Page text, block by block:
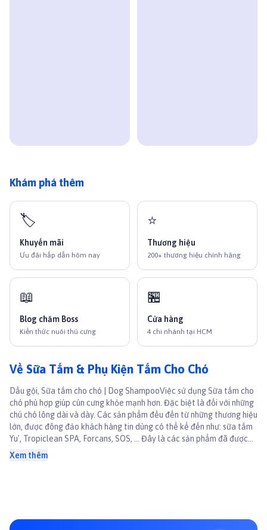
Khám phá thêm
🏷️
Khuyến mãi
Ưu đãi hấp dẫn hôm nay
⭐
Thương hiệu
200+ thương hiệu chính hãng
📖
Blog chăm Boss
Kiến thức nuôi thú cưng
🏪
Cửa hàng
4 chi nhánh tại HCM
Về Sữa Tắm & Phụ Kiện Tắm Cho Chó
Dầu gội, Sữa tắm cho chó | Dog ShampooViệc sử dụng Sữa tắm cho
chó phù hợp giúp cún cưng khỏe mạnh hơn. Đặc biệt là đối với những
chú chó lông dài và dày. Các sản phẩm đều đến từ những thương hiệu
lớn, được đông đảo khách hàng tin dùng có thể kể đến như: sữa tắm
Yu', Tropiclean SPA, Forcans, SOS, … Đây là các sản phẩm đã được
kiểm định về chất lượng. Nồng độ PH không gây ra kích ứng, dị ứng
Xem thêm